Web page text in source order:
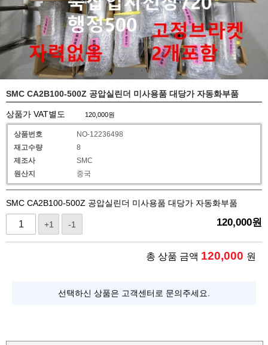
SMC CA2B100-500Z 공압실린더 미사용품 대당가 자동화부품
상품가 VAT별도 120,000원
상품번호
NO-12236498
재고수량
8
제조사
SMC
원산지
중국
SMC CA2B100-500Z 공압실린더 미사용품 대당가 자동화부품
+1 -1 120,000원
총 상품 금액 120,000 원
선택하신 상품은 고객센터로 문의주세요.